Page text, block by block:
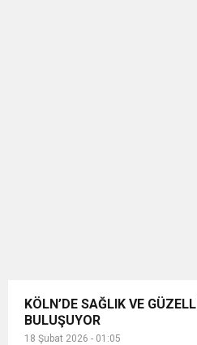
KÖLN’DE SAĞLIK VE
BULUŞUYOR
18 Şubat 2026 - 01:05